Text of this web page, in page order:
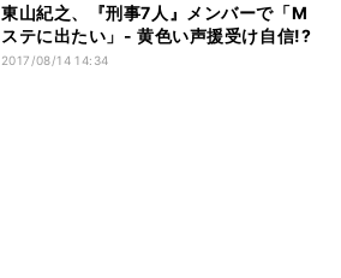
東山紀之、『刑事7人』メンバーで「M
ステに出たい」- 黄色い声援受け自信!?
2017/08/14 14:34